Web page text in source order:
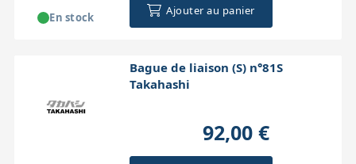
Ajouter au panier
En stock
Bague de liaison (S) n°81S
Takahashi
92,00 €